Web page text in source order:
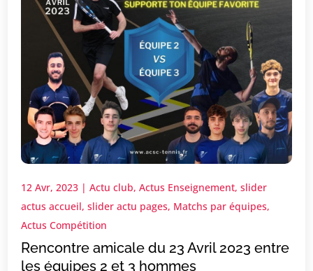
Rencontre amicale du 23 Avril 2023 entre
les équipes 2 et 3 hommes
12 Avr, 2023 |Actu club,Actus Enseignement,slider
actus accueil,slider actu pages, Matchs par équipes,
Actus Compétition